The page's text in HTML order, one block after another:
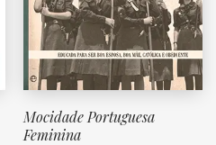
Mocidade Portuguesa
Feminina